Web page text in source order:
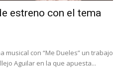
estreno con el tema
musical con “Me Dueles” un trabajo
Aguilar en la que apuesta...